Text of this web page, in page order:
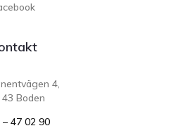
4,
Boden
47 02 90